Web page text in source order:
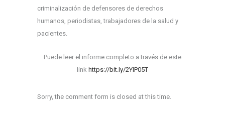
criminalización de defensores de derechos
humanos, periodistas, trabajadores de la salud y
pacientes.
Puede leer el informe completo a través de este
link https://bit.ly/2YlP05T
Sorry, the comment form is closed at this time.